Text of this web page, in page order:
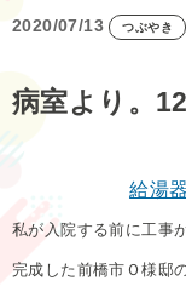
2020/07/13 つぶやき
病室より。12
給湯
私が入院する前に工事
完成した前橋市Ｏ様邸